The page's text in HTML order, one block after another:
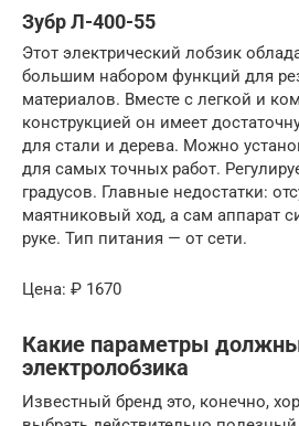
Зубр Л-400-55
Этот электрический лобзик
большим набором функций для
материалов. Вместе с легкой и
конструкцией он имеет
для стали и дерева. Можно
для самых точных работ.
градусов. Главные недостатки:
маятниковый ход, а сам аппарат
руке. Тип питания — от сети.
Цена: ₽ 1670
Какие параметры
электролобзика
Известный бренд это, конечно,